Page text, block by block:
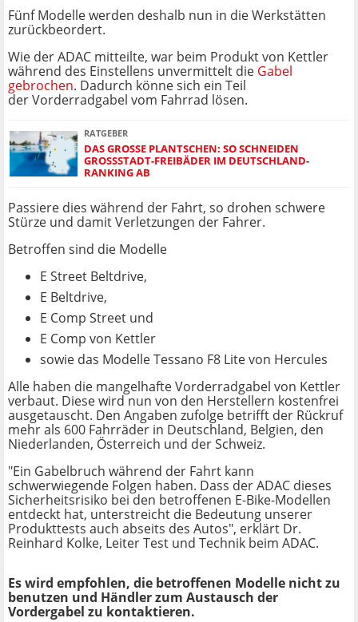
Fünf Modelle werden deshalb nun in die Werkstätten
zurückbeordert.
Wie der ADAC mitteilte, war beim Produkt von Kettler
während des Einstellens unvermittelt die Gabel
gebrochen. Dadurch könne sich ein Teil
der Vorderradgabel vom Fahrrad lösen.
RATGEBER
DAS GROSSE PLANTSCHEN: SO SCHNEIDEN G
ROSSSTADT-FREIBÄDER IM DEUTSCHLAND-RA
NKING AB
Passiere dies während der Fahrt, so drohen schwere
Stürze und damit Verletzungen der Fahrer.
Betroffen sind die Modelle
E Street Beltdrive,
E Beltdrive,
E Comp Street und
E Comp von Kettler
sowie das Modelle Tessano F8 Lite von Hercules
Alle haben die mangelhafte Vorderradgabel von Kettler
verbaut. Diese wird nun von den Herstellern kostenfrei
ausgetauscht. Den Angaben zufolge betrifft der Rückruf
mehr als 600 Fahrräder in Deutschland, Belgien, den
Niederlanden, Österreich und der Schweiz.
"Ein Gabelbruch während der Fahrt kann
schwerwiegende Folgen haben. Dass der ADAC dieses
Sicherheitsrisiko bei den betroffenen E-Bike-Modellen
entdeckt hat, unterstreicht die Bedeutung unserer
Produkttests auch abseits des Autos", erklärt Dr.
Reinhard Kolke, Leiter Test und Technik beim ADAC.
Es wird empfohlen, die betroffenen Modelle nicht zu
benutzen und Händler zum Austausch der
Vordergabel zu kontaktieren.